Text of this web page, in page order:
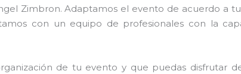
Zimbron. Adaptamos el evento de acuerdo a
con un equipo de profesionales con la
de tu evento y que puedas disfrutar